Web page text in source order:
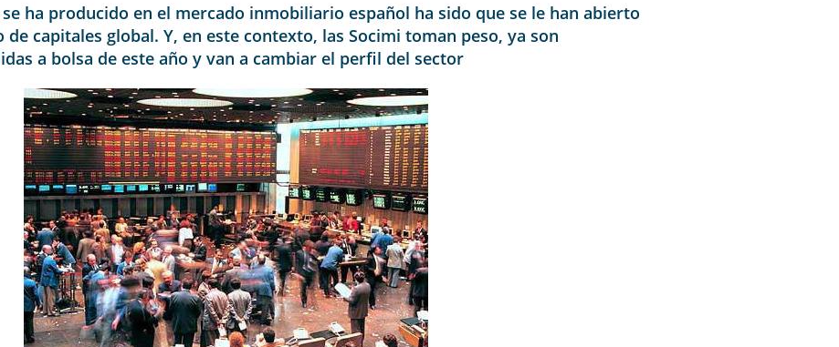
ha producido en el mercado inmobiliario español ha sido que se le han abierto
capitales global. Y, en este contexto, las Socimi toman peso, ya son
a bolsa de este año y van a cambiar el perfil del sector